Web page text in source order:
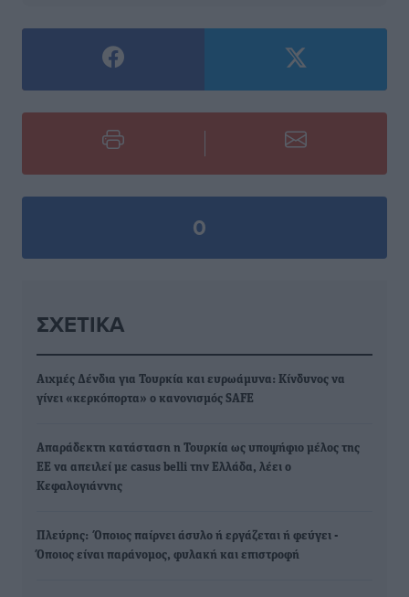
0
ΣΧΕΤΙΚΆ
Αιχμές Δένδια για Τουρκία και ευρωάμυνα: Κίνδυνος να
γίνει «κερκόπορτα» ο κανονισμός SAFE
Απαράδεκτη κατάσταση η Τουρκία ως υποψήφιο μέλος της
ΕΕ να απειλεί με casus belli την Ελλάδα, λέει ο
Κεφαλογιάννης
Πλεύρης: Όποιος παίρνει άσυλο ή εργάζεται ή φεύγει -
Όποιος είναι παράνομος, φυλακή και επιστροφή